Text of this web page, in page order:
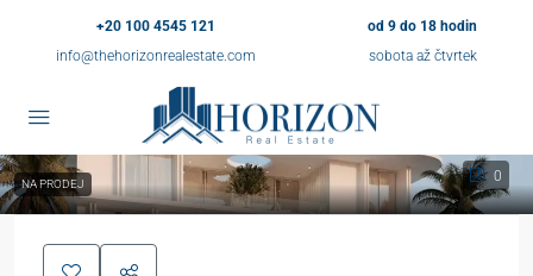
+20 100 4545 121
info@thehorizonrealestate.com
od 9 do 18 hodin
sobota až čtvrtek
0
NA PRODEJ